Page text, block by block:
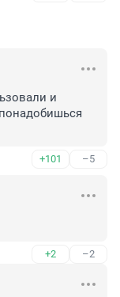
и
+101 –5
+2 –2